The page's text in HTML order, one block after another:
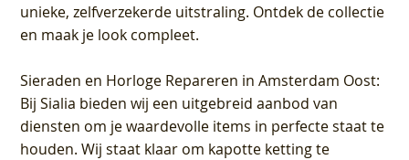
unieke, zelfverzekerde uitstraling. Ontdek de collectie
en maak je look compleet.
Sieraden en Horloge Repareren in Amsterdam Oost:
Bij Sialia bieden wij een uitgebreid aanbod van
diensten om je waardevolle items in perfecte staat te
houden. Wij staat klaar om kapotte ketting te